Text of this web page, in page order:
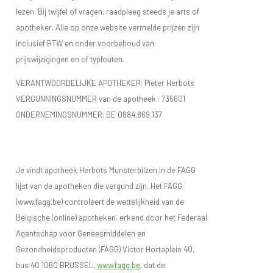
maken afweerstoffen tegen die koemelkeiwitten aan en
deze reactie (=een allergische reactie) veroorzaakt de
ziekteverschijnselen.
Coeliakieofglutenallergieis ook een voedselallergie. Gluten
komen voor in granen zoals tarwe, spelt, kamut, haver, rogge
en gerst. Het volgen van een glutenvrij dieet bij deze vorm
De aanpak van voedingsallergie bestaat in het vermijden van
het voedingsmiddel en zijn afgeleiden. Dit is niet altijd
gemakkelijk omdat er heel wat voedselallergenen in andere
voedingsmiddelen als verborgen ingrediënten aanwezig
kunnen zijn. In Europa is het wettelijk verplicht om de
aanwezigheid van de belangrijkste voedselallergenen op de
verpakking te vermelden. Dit geldt voor glutenbevattende
lezen. Bij twijfel of vragen, raadpleeg steeds je arts of
apotheker. Alle op onze website vermelde prijzen zijn
inclusief BTW en onder voorbehoud van
prijswijzigingen en of typfouten.
VERANTWOORDELIJKE APOTHEKER: Pieter Herbots
VERGUNNINGSNUMMER van de apotheek : 735601
ONDERNEMINGSNUMMER: BE 0884.869.137
Je vindt apotheek Herbots Munsterbilzen in de FAGG
lijst van de apotheken die vergund zijn. Het FAGG
(www.fagg.be) controleert de wettelijkheid van de
Belgische (online) apotheken. erkend door het Federaal
Agentschap voor Geneesmiddelen en
Gezondheidsproducten (FAGG) Victor Hortaplein 40,
bus 40 1060 BRUSSEL,www.fagg.be, dat de